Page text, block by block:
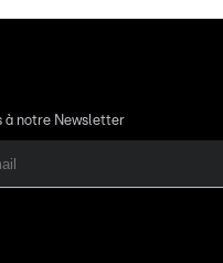
à notre Newsletter